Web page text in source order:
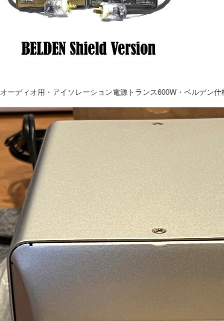
オーディオ用・アイソレーション電源トランス600W・ベルデン仕